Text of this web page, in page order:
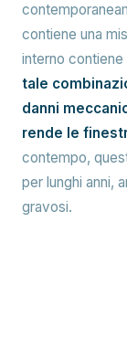
contiene una
interno
tale
danni
rende le
contempo,
per lunghi anni,
gravosi.